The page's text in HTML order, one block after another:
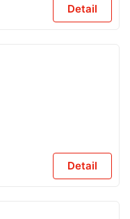
Detail
Detail